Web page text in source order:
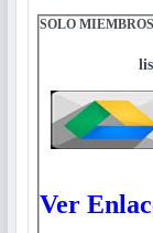
SOLO
Ver